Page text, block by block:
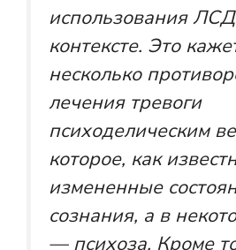
использования
контексте. Это
несколько
лечения тревоги
психоделическим
которое, как
измененные
сознания, а в
— психоза. Кроме